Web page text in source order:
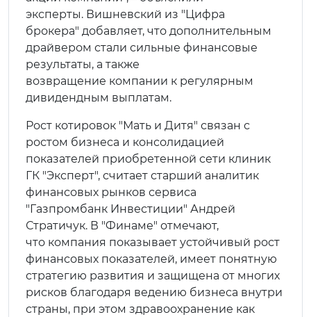
эксперты. Вишневский из "Цифра
брокера" добавляет, что дополнительным
драйвером стали сильные финансовые
результаты, а также
возвращение компании к регулярным
дивидендным выплатам.
Рост котировок "Мать и Дитя" связан с
ростом бизнеса и консолидацией
показателей приобретенной сети клиник
ГК "Эксперт", считает старший аналитик
финансовых рынков сервиса
"Газпромбанк Инвестиции" Андрей
Стратичук. В "Финаме" отмечают,
что компания показывает устойчивый рост
финансовых показателей, имеет понятную
стратегию развития и защищена от многих
рисков благодаря ведению бизнеса внутри
страны, при этом здравоохранение как